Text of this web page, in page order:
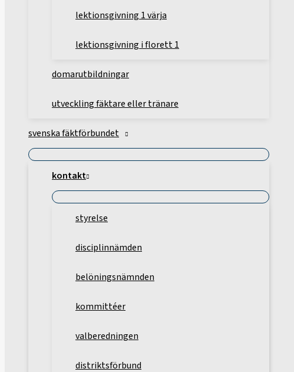
lektionsgivning 1 värja
lektionsgivning i florett 1
domarutbildningar
utveckling fäktare eller tränare
svenska fäktförbundet
kontakt
styrelse
disciplinnämden
belöningsnämnden
kommittéer
valberedningen
distriktsförbund